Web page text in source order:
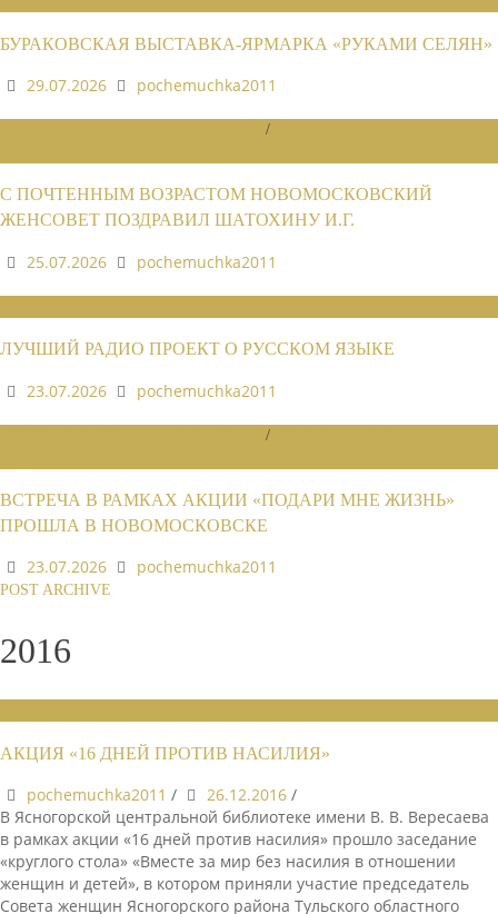
БУРАКОВСКАЯ ВЫСТАВКА-ЯРМАРКА «РУКАМИ СЕЛЯН»
29.07.2026
pochemuchka2011
/
С ПОЧТЕННЫМ ВОЗРАСТОМ НОВОМОСКОВСКИЙ
ЖЕНСОВЕТ ПОЗДРАВИЛ ШАТОХИНУ И.Г.
25.07.2026
pochemuchka2011
ЛУЧШИЙ РАДИО ПРОЕКТ О РУССКОМ ЯЗЫКЕ
23.07.2026
pochemuchka2011
/
ВСТРЕЧА В РАМКАХ АКЦИИ «ПОДАРИ МНЕ ЖИЗНЬ»
ПРОШЛА В НОВОМОСКОВСКЕ
23.07.2026
pochemuchka2011
POST ARCHIVE
2016
АКЦИЯ «16 ДНЕЙ ПРОТИВ НАСИЛИЯ»
pochemuchka2011 / 26.12.2016 /
В Ясногорской центральной библиотеке имени В. В. Вересаева
в рамках акции «16 дней против насилия» прошло заседание
«круглого стола» «Вместе за мир без насилия в отношении
женщин и детей», в котором приняли участие председатель
Совета женщин Ясногорского района Тульского областного